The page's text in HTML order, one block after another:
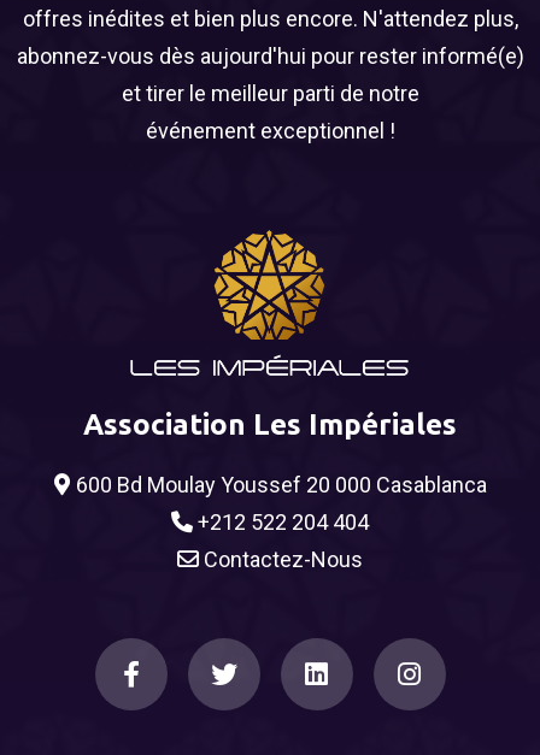
offres inédites et bien plus encore. N'attendez plus,
abonnez-vous dès aujourd'hui pour rester informé(e)
et tirer le meilleur parti de notre
événement exceptionnel !
Association Les Impériales
600 Bd Moulay Youssef 20 000 Casablanca
+212 522 204 404
Contactez-Nous